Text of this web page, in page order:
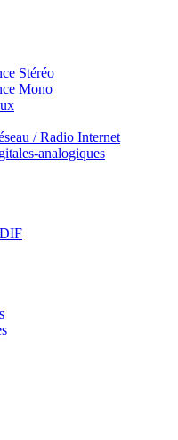
Stéréo
Mono
/ Radio Internet
analogiques